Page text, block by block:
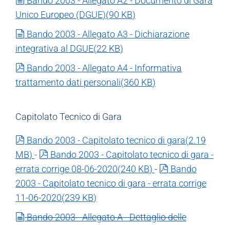
Unico Europeo (DGUE)(90 KB)
document
Bando 2003 - Allegato A3 - Dichiarazione
integrativa al DGUE(22 KB)
pdf
Bando 2003 - Allegato A4 - Informativa
trattamento dati personali(360 KB)
Capitolato Tecnico di Gara
pdf
Bando 2003 - Capitolato tecnico di gara(2.19
MB) - pdf
Bando 2003 - Capitolato tecnico di gara -
errata corrige 08-06-2020(240 KB) - pdf
Bando
2003 - Capitolato tecnico di gara - errata corrige
11-06-2020(239 KB)
spreadsheet
Bando 2003 - Allegato A - Dettaglio delle